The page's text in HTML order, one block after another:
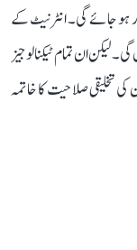
ہو جائے گی۔ انٹرنیٹ کے
لیکن ان تمام ٹیکنالوجیز
تخلیقی صلاحیت کا خاتمہ